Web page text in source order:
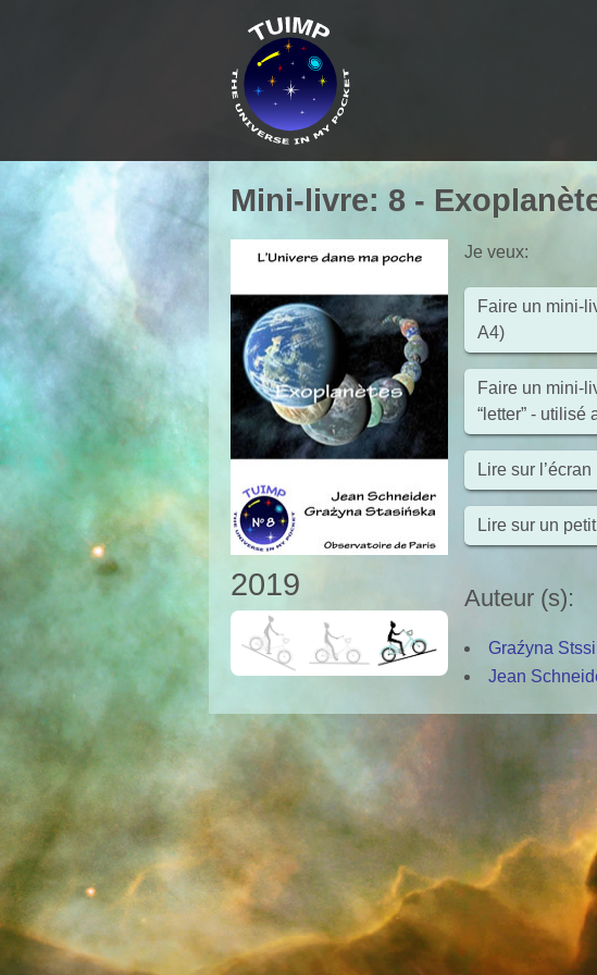
Mini-livre: 8 -
2019
Je veux:
Faire un mini-
A4)
Faire un mini-
“letter” -
Lire sur l’écran
Lire sur un
Auteur (s):
Graźyna
Jean